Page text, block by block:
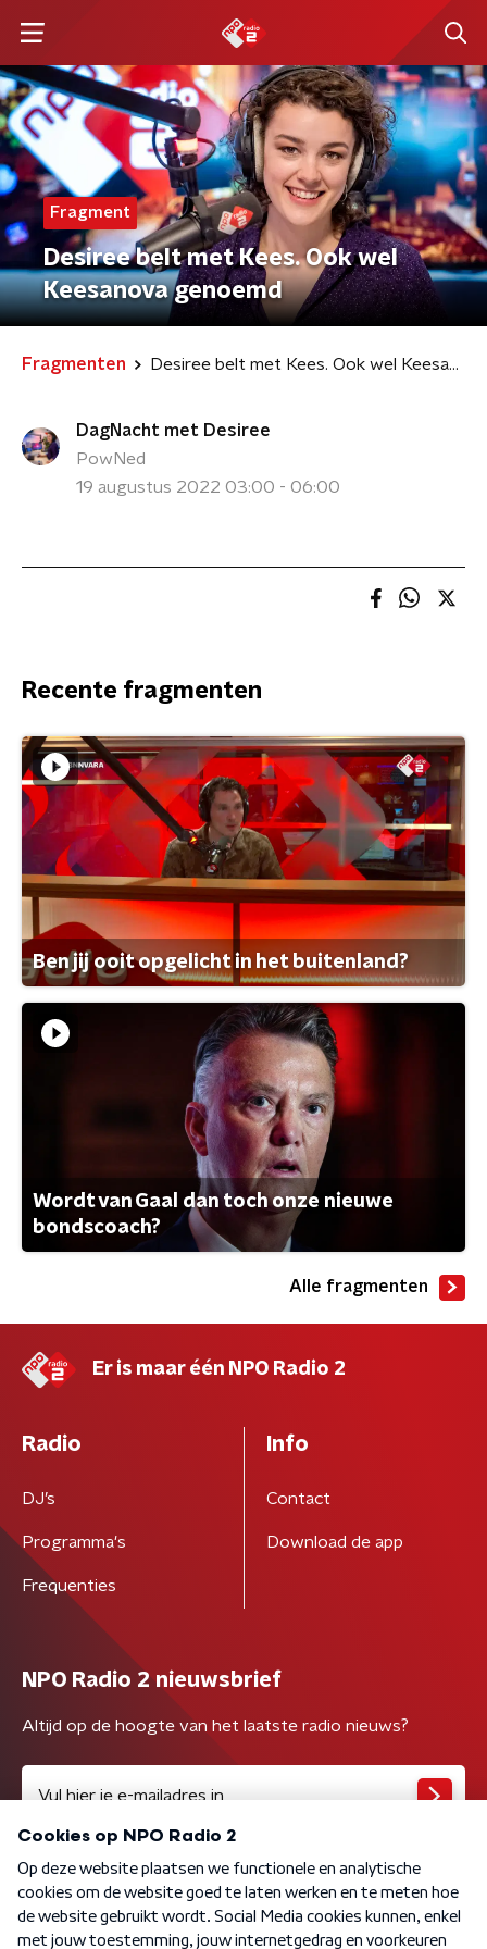
Fragment
Desiree belt met Kees. Ook wel
Keesanova genoemd
Fragmenten Desiree belt met Kees. Ook wel Keesanova genoemd
DagNacht met Desiree
PowNed
19 augustus 2022 03:00 - 06:00
Recente fragmenten
Ben jij ooit opgelicht in het buitenland?
Wordt van Gaal dan toch onze nieuwe
bondscoach?
Alle fragmenten
Er is maar één NPO Radio 2
Radio
DJ’s
Programma's
Frequenties
Info
Contact
Download de app
NPO Radio 2 nieuwsbrief
Altijd op de hoogte van het laatste radio nieuws?
Algemene voorwaarden